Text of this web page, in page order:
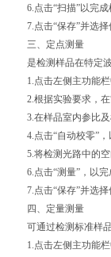
6.点击“扫描”以完成
7.点击“保存”并选择
三、定点测量
是检测样品在特定波
1.点击左侧主功能栏
2.根据实验要求，在“
3.在样品室内参比及
4.点击“自动校零”，
5.将检测光路中的空
6.点击“测量”，以完
7.点击“保存”并选择
四、定量测量
可通过检测标准样品
1.点击左侧主功能栏